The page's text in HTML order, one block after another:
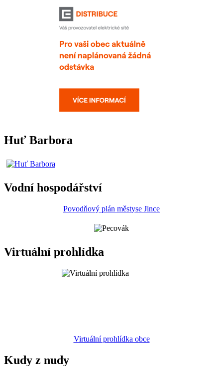
Huť Barbora
Vodní hospodářství
Povodňový plán městyse Jince
Virtuální prohlídka
Virtuální prohlídka obce
Kudy z nudy